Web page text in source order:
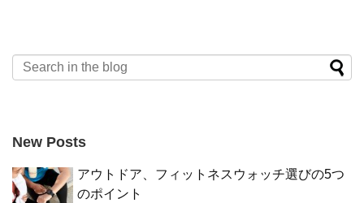
New Posts
アウトドア、フィットネスウォッチ選びの5つ
のポイント